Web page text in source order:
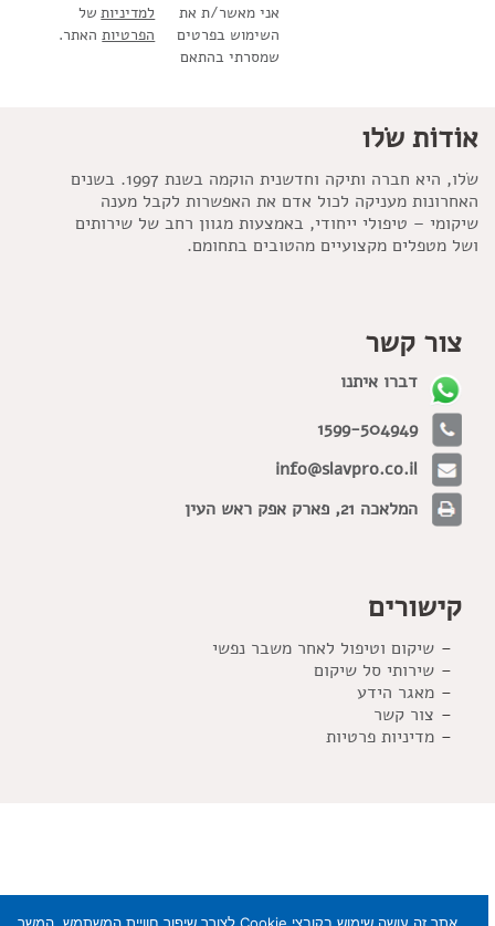
אני מאשר/ת את
השימוש בפרטים
שמסרתי בהתאם
למדיניות
הפרטיות
של
האתר.
אוֹדוֹת שׂלו
שׂלו, היא חברה ותיקה וחדשנית הוקמה בשנת 1997. בשנים
האחרונות מעניקה לכול אדם את האפשרות לקבל מענה
שיקומי – טיפולי ייחודי, באמצעות מגוון רחב של שירותים
ושל מטפלים מקצועיים מהטובים בתחומם.
צור קשר
דברו איתנו
1599-504949
info@slavpro.co.il
המלאכה 21, פארק אפק ראש העין
קישורים
שיקום וטיפול לאחר משבר נפשי
שירותי סל שיקום
מאגר הידע
צור קשר
מדיניות פרטיות